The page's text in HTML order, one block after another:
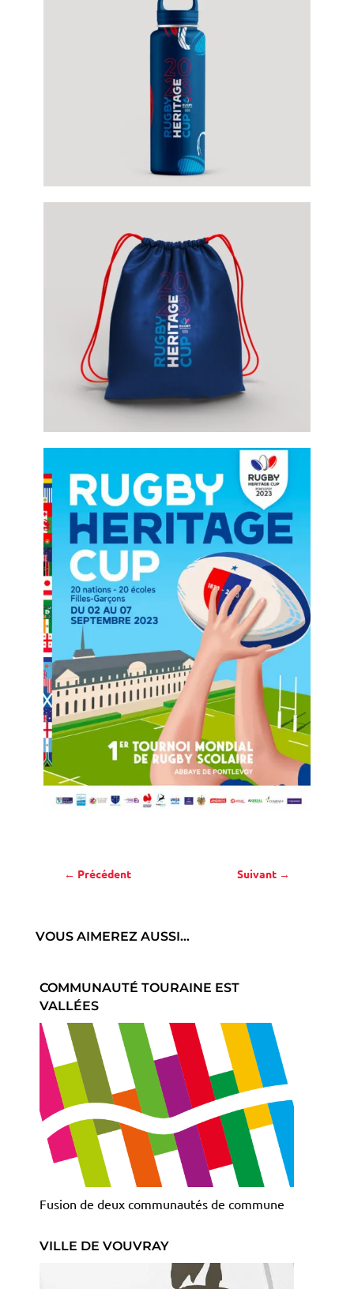
← Précédent Suivant →
VOUS AIMEREZ AUSSI…
COMMUNAUTÉ TOURAINE EST
VALLÉES
Fusion de deux communautés de commune
VILLE DE VOUVRAY